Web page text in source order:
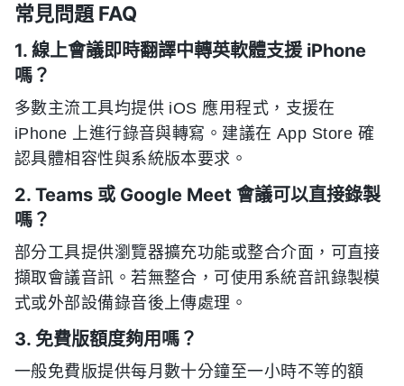
常見問題 FAQ
1. 線上會議即時翻譯中轉英軟體支援 iPhone
嗎？
多數主流工具均提供 iOS 應用程式，支援在
iPhone 上進行錄音與轉寫。建議在 App Store 確
認具體相容性與系統版本要求。
2. Teams 或 Google Meet 會議可以直接錄製
嗎？
部分工具提供瀏覽器擴充功能或整合介面，可直接
擷取會議音訊。若無整合，可使用系統音訊錄製模
式或外部設備錄音後上傳處理。
3. 免費版額度夠用嗎？
一般免費版提供每月數十分鐘至一小時不等的額